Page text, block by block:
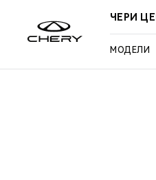
ЧЕРИ
МОДЕЛИ